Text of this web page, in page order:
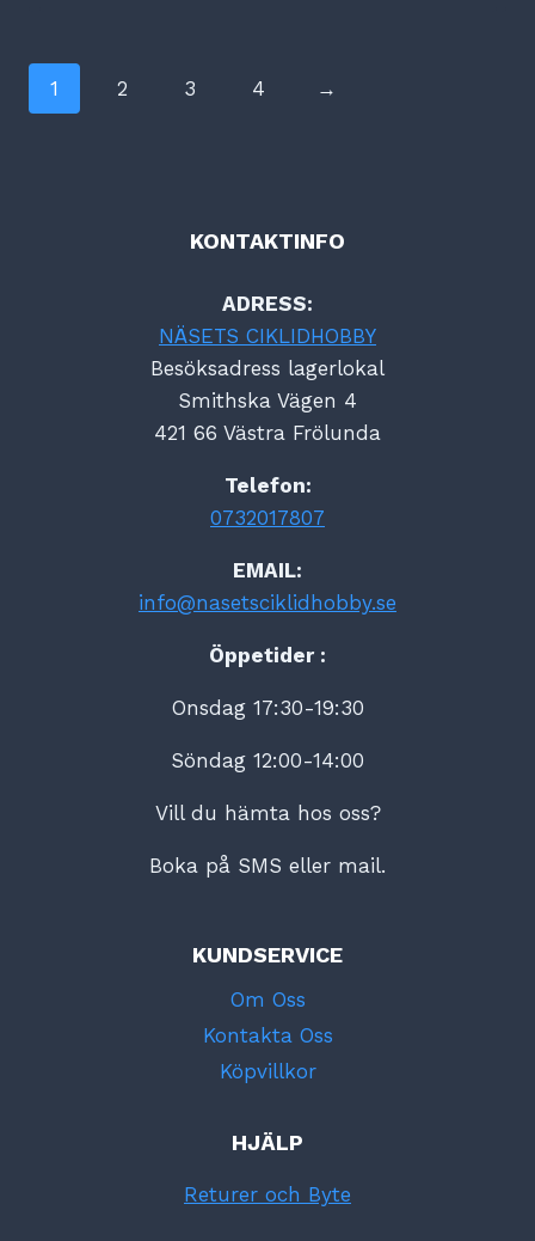
1 2 3 4 →
KONTAKTINFO
ADRESS:
NÄSETS CIKLIDHOBBY
Besöksadress lagerlokal
Smithska Vägen 4
421 66 Västra Frölunda
Telefon:
0732017807
EMAIL:
info@nasetsciklidhobby.se
Öppetider :
Onsdag 17:30-19:30
Söndag 12:00-14:00
Vill du hämta hos oss?
Boka på SMS eller mail.
KUNDSERVICE
Om Oss
Kontakta Oss
Köpvillkor
HJÄLP
Returer och Byte